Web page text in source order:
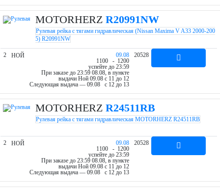
MOTORHERZ R20991NW
Рулевая рейка с тягами гидравлическая (Nissan Maxima V A33 2000-200
5) R20991NW
2 НОЙ
09.08
1100 - 1200
успейте до 23:59
При заказе до 23:59 08.08, в пункте
выдачи Ной 09.08 c 11 до 12
Следующая выдача — 09.08 c 12 до 13
20528
MOTORHERZ R24511RB
Рулевая рейка с тягами гидравлическая MOTORHERZ R24511RB
2 НОЙ
09.08
1100 - 1200
успейте до 23:59
При заказе до 23:59 08.08, в пункте
выдачи Ной 09.08 c 11 до 12
Следующая выдача — 09.08 c 12 до 13
20528